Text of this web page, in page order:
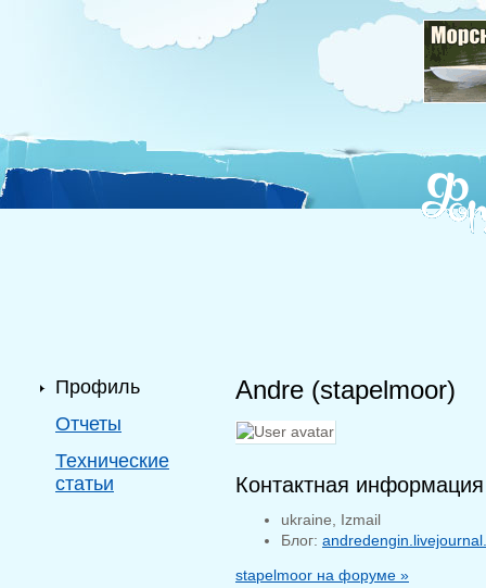
Профиль
Отчеты
Технические
статьи
Andre (stapelmoor)
Контактная информация
ukraine, Izmail
Блог:
stapelmoor на форуме »